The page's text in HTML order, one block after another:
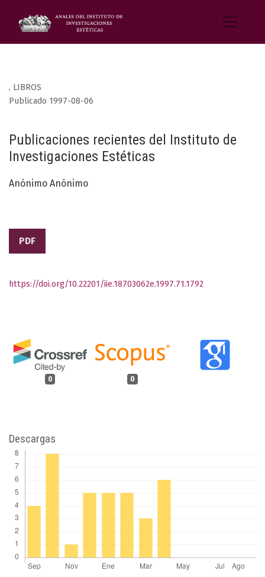
, LIBROS
Publicaciones recientes del Instituto de
Investigaciones Estéticas
Publicado 1997-08-06
Anónimo Anónimo
PDF
0 0
https://doi.org/10.22201/iie.18703062e.1997.71.1792
Descargas